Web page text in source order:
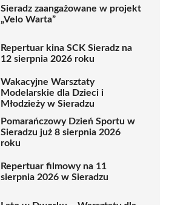
Sieradz zaangażowane w projekt
„Velo Warta”
Repertuar kina SCK Sieradz na
12 sierpnia 2026 roku
Wakacyjne Warsztaty
Modelarskie dla Dzieci i
Młodzieży w Sieradzu
Pomarańczowy Dzień Sportu w
Sieradzu już 8 sierpnia 2026
roku
Repertuar filmowy na 11
sierpnia 2026 w Sieradzu